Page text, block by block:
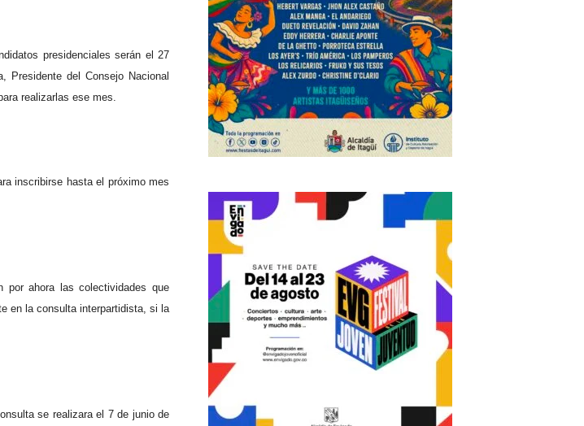
presidenciales serán el 27
Presidente del Consejo Nacional
realizarlas ese mes.
inscribirse hasta el próximo mes
por ahora las colectividades que
en la consulta interpartidista, si la
se realizara el 7 de junio de